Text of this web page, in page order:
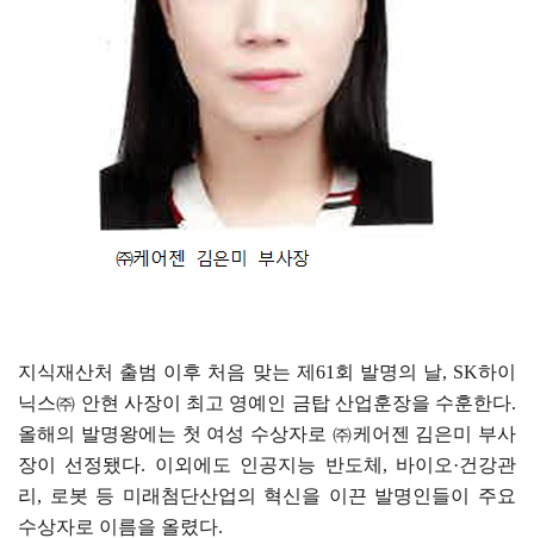
지식재산처 출범 이후 처음 맞는 제 61 회 발명의 날, SK하이
닉스㈜ 안현 사장이 최고 영예인 금탑 산업훈장을 수훈한다.
올해의 발명왕에는 첫 여성 수상자로 ㈜케어젠 김은미 부사
장이 선정됐다. 이외에도 인공지능 반도체 , 바이오·건강관
리 ,
로봇 등 미래첨단산업의 혁신을 이끈 발명인들이 주요
수상자로 이름을 올렸다.